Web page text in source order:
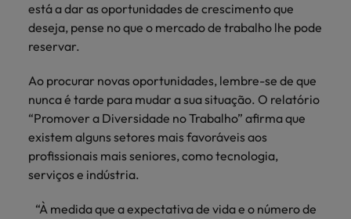
está a dar as oportunidades de crescimento que
deseja, pense no que o mercado de trabalho lhe pode
reservar.
Ao procurar novas oportunidades, lembre-se de que
nunca é tarde para mudar a sua situação. O relatório
“Promover a Diversidade no Trabalho” afirma que
existem alguns setores mais favoráveis ​aos
profissionais mais seniores, como tecnologia,
serviços e indústria.
“À medida que a expectativa de vida e o número de